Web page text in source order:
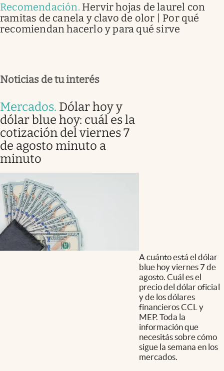
Recomendación. Hervir hojas de laurel con
ramitas de canela y clavo de olor | Por qué
recomiendan hacerlo y para qué sirve
Noticias de tu interés
Mercados. Dólar hoy y
dólar blue hoy: cuál es la
cotización del viernes 7
de agosto minuto a
minuto
A cuánto está el dólar
blue hoy viernes 7 de
agosto. Cuál es el
precio del dólar oficial
y de los dólares
financieros CCL y
MEP. Toda la
información que
necesitás sobre cómo
sigue la semana en los
mercados.